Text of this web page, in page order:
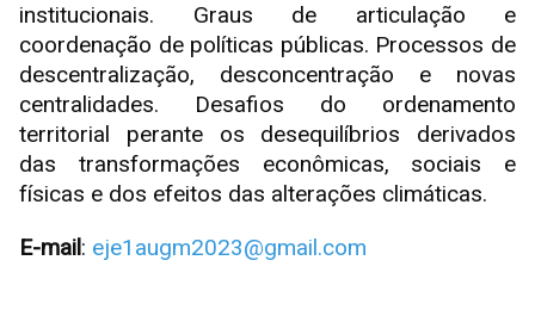
institucionais. Graus de articulação e
coordenação de políticas públicas. Processos de
descentralização, desconcentração e novas
centralidades. Desafios do ordenamento
territorial perante os desequilíbrios derivados
das transformações econômicas, sociais e
físicas e dos efeitos das alterações climáticas.
E-mail: eje1augm2023@gmail.com